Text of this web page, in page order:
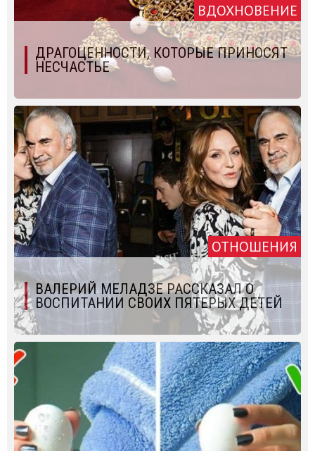
ВДОХНОВЕНИЕ
ДРАГОЦЕННОСТИ, КОТОРЫЕ ПРИНОСЯТ
НЕСЧАСТЬЕ
ОТНОШЕНИЯ
ВАЛЕРИЙ МЕЛАДЗЕ РАССКАЗАЛ О
ВОСПИТАНИИ СВОИХ ПЯТЕРЫХ ДЕТЕЙ